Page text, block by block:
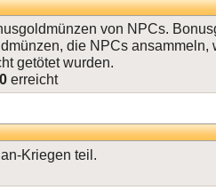
von NPCs.
die NPCs ansammeln,
getötet wurden.
erreicht
Kriegen teil.